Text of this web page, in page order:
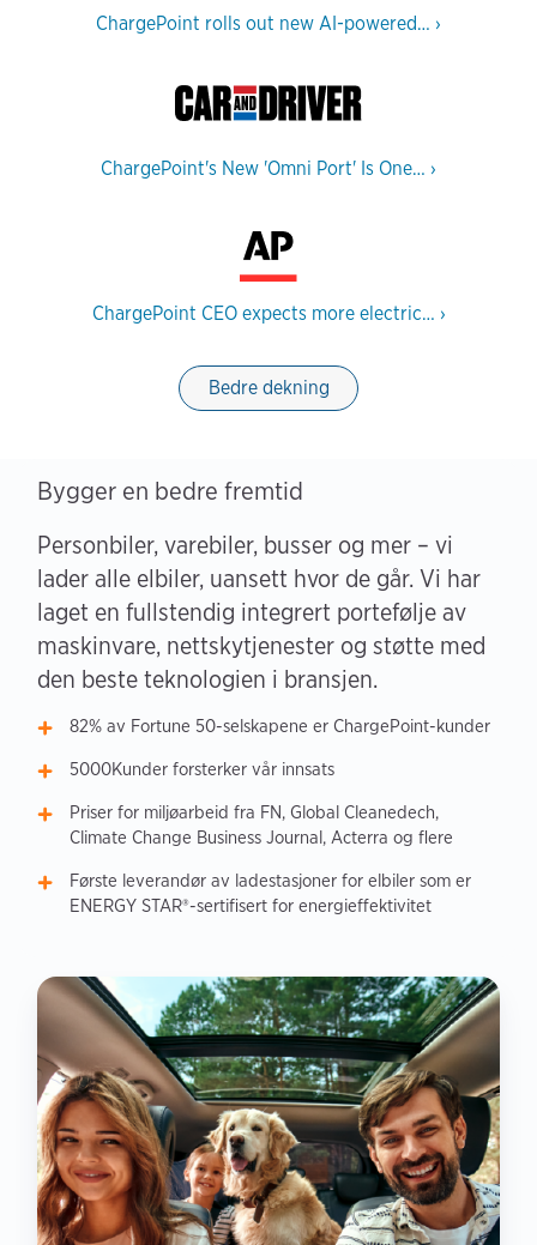
ChargePoint rolls out new AI-powered… ›
ChargePoint's New 'Omni Port' Is One… ›
ChargePoint CEO expects more electric… ›
Bedre dekning
Bygger en bedre fremtid
Personbiler, varebiler, busser og mer – vi
lader alle elbiler, uansett hvor de går. Vi har
laget en fullstendig integrert portefølje av
maskinvare, nettskytjenester og støtte med
den beste teknologien i bransjen.
82% av Fortune 50-selskapene er ChargePoint-kunder
5000Kunder forsterker vår innsats
Priser for miljøarbeid fra FN, Global Cleanedech,
Climate Change Business Journal, Acterra og flere
Første leverandør av ladestasjoner for elbiler som er
ENERGY STAR®-sertifisert for energieffektivitet